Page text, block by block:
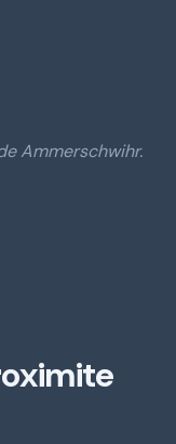
Ammerschwihr.